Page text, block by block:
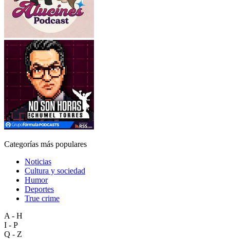
Categorías más populares
Noticias
Cultura y sociedad
Humor
Deportes
True crime
A - H
I - P
Q - Z